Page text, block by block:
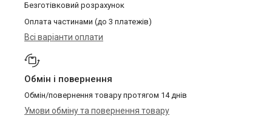
Безготівковий розрахунок
Оплата частинами (до 3 платежів)
Всі варіанти оплати
Обмін і повернення
Обмін/повернення товару протягом 14 днів
Умови обміну та повернення товару